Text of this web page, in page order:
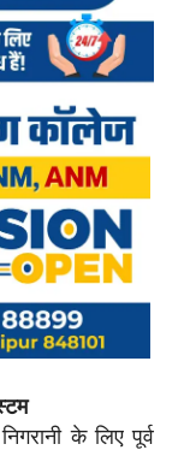
के लिए पूर्व